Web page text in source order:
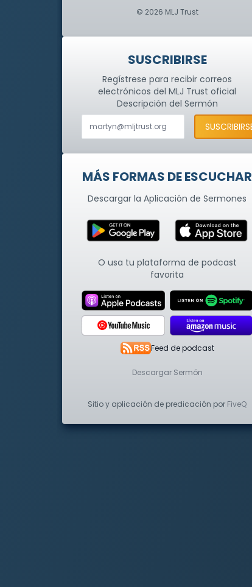
© 2026 MLJ Trust
SUSCRIBIRSE
Regístrese para recibir correos
electrónicos del MLJ Trust oficial
Descripción del Sermón
MÁS FORMAS DE ESCUCHAR
Descargar la Aplicación de Sermones
O usa tu plataforma de podcast
favorita
Feed de podcast
Descargar Sermón
Sitio y aplicación de predicación por FiveQ